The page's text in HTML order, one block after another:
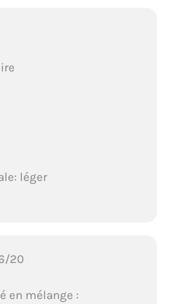
léger
20
en mélange :